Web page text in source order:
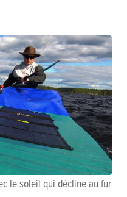
le soleil qui décline au fur